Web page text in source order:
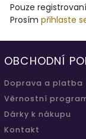
Pouze
Prosím přihlaste
OBCHODNÍ
Doprava a platba
Věrnostní
Dárky k nákupu
Kontakt